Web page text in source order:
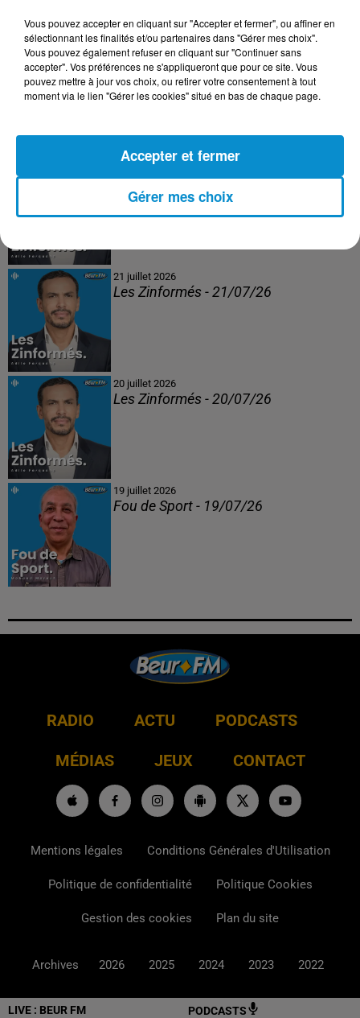
LIVE : BEUR FM PODCASTS
23 juillet 2026
Les Zinformés - 23/07/26
21 juillet 2026
Les Zinformés - 21/07/26
20 juillet 2026
Les Zinformés - 20/07/26
19 juillet 2026
Fou de Sport - 19/07/26
RADIO ACTU PODCASTS
MÉDIAS JEUX CONTACT
Mentions légales Conditions Générales d'Utilisation
Politique de confidentialité Politique Cookies
Gestion des cookies Plan du site
Archives 2026 2025 2024 2023 2022
Vous pouvez accepter en cliquant sur "Accepter et fermer", ou affiner en
sélectionnant les finalités et/ou partenaires dans "Gérer mes choix".
Vous pouvez également refuser en cliquant sur "Continuer sans
accepter". Vos préférences ne s'appliqueront que pour ce site. Vous
pouvez mettre à jour vos choix, ou retirer votre consentement à tout
moment via le lien "Gérer les cookies" situé en bas de chaque page.
Gérer mes choix
Accepter et fermer